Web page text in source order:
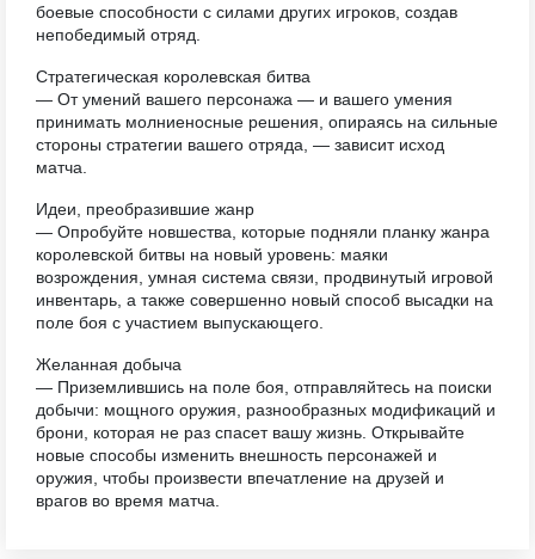
боевые способности с силами других игроков, создав
непобедимый отряд.
Стратегическая королевская битва
— От умений вашего персонажа — и вашего умения
принимать молниеносные решения, опираясь на сильные
стороны стратегии вашего отряда, — зависит исход
матча.
Идеи, преобразившие жанр
— Опробуйте новшества, которые подняли планку жанра
королевской битвы на новый уровень: маяки
возрождения, умная система связи, продвинутый игровой
инвентарь, а также совершенно новый способ высадки на
поле боя с участием выпускающего.
Желанная добыча
— Приземлившись на поле боя, отправляйтесь на поиски
добычи: мощного оружия, разнообразных модификаций и
брони, которая не раз спасет вашу жизнь. Открывайте
новые способы изменить внешность персонажей и
оружия, чтобы произвести впечатление на друзей и
врагов во время матча.